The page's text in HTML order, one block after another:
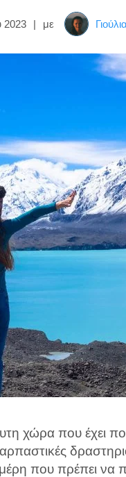
2023 | με
χώρα που έχει
που πρέπει να